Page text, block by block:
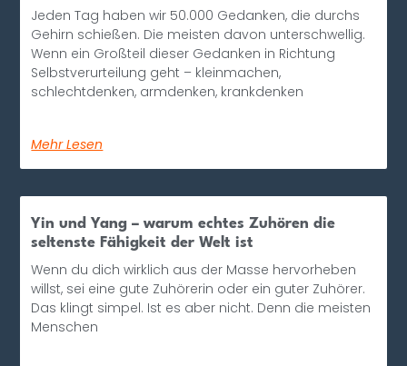
Jeden Tag haben wir 50.000 Gedanken, die durchs
Gehirn schießen. Die meisten davon unterschwellig.
Wenn ein Großteil dieser Gedanken in Richtung
Selbstverurteilung geht – kleinmachen,
schlechtdenken, armdenken, krankdenken
Mehr Lesen
Yin und Yang – warum echtes Zuhören die
seltenste Fähigkeit der Welt ist
Wenn du dich wirklich aus der Masse hervorheben
willst, sei eine gute Zuhörerin oder ein guter Zuhörer.
Das klingt simpel. Ist es aber nicht. Denn die meisten
Menschen